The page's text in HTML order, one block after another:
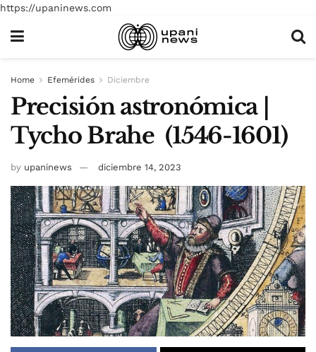
https://upaninews.com
Home Efemérides Diciembre
Precisión astronómica |
Tycho Brahe (1546-1601)
by upaninews diciembre 14, 2023